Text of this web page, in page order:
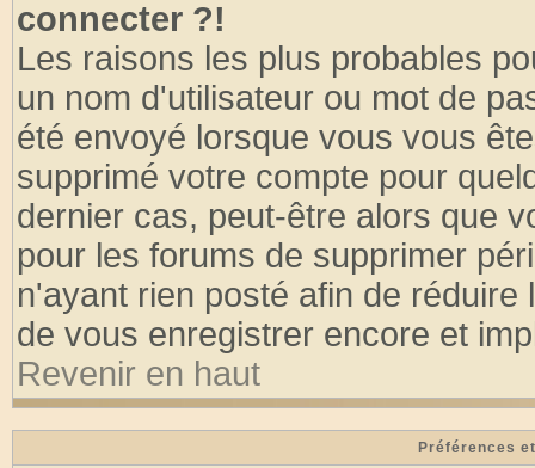
connecter ?!
Les raisons les plus probables
un nom d'utilisateur ou mot de
été envoyé lorsque vous vous
supprimé votre compte pour
dernier cas, peut-être alors que
pour les forums de supprimer
n'ayant rien posté afin de
de vous enregistrer encore et
Revenir en haut
Préférences